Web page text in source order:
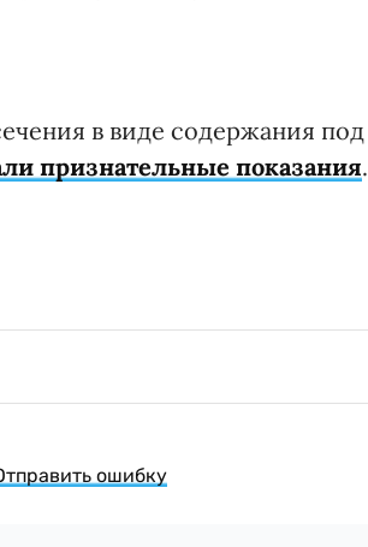
в виде содержания под
признательные показания.
ошибку